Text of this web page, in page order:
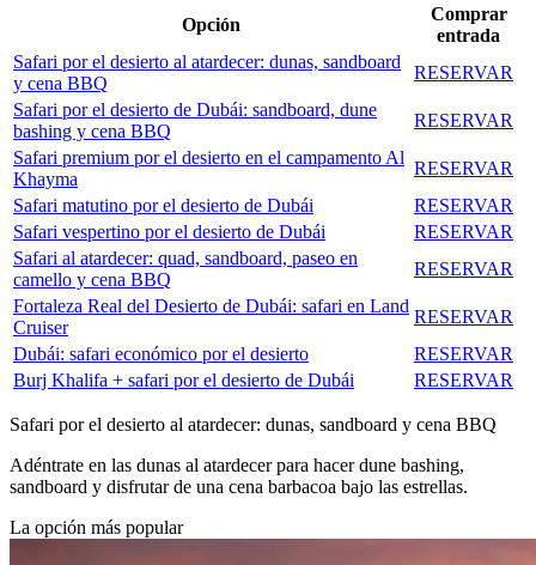
Opción
Comprar
entrada
Safari por el desierto al atardecer: dunas, sandboard
y cena BBQ
RESERVAR
Safari por el desierto de Dubái: sandboard, dune
bashing y cena BBQ
RESERVAR
Safari premium por el desierto en el campamento Al
Khayma
RESERVAR
Safari matutino por el desierto de Dubái
RESERVAR
Safari vespertino por el desierto de Dubái
RESERVAR
Safari al atardecer: quad, sandboard, paseo en
camello y cena BBQ
RESERVAR
Fortaleza Real del Desierto de Dubái: safari en Land
Cruiser
RESERVAR
Dubái: safari económico por el desierto
RESERVAR
Burj Khalifa + safari por el desierto de Dubái
RESERVAR
Safari por el desierto al atardecer: dunas, sandboard y cena BBQ
Adéntrate en las dunas al atardecer para hacer dune bashing,
sandboard y disfrutar de una cena barbacoa bajo las estrellas.
La opción más popular